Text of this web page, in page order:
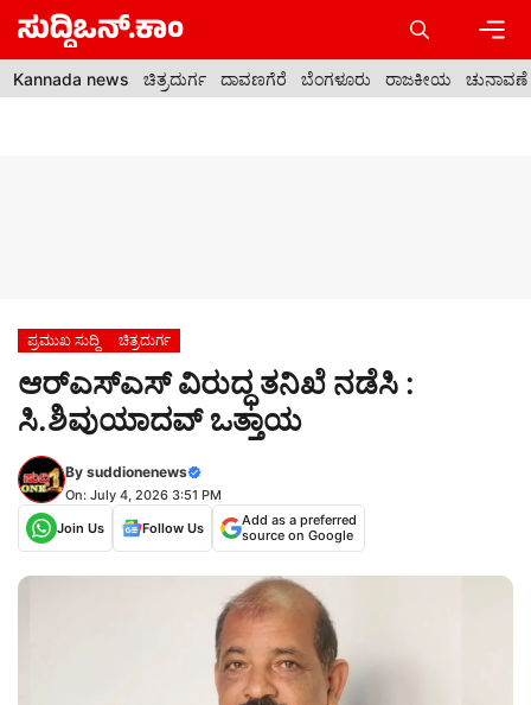
Skip
content
Kannada news ಚಿತ್ರದುರ್ಗ ದಾವಣಗೆರೆ ಬೆಂಗಳೂರು ರಾಜಕೀಯ ಚುನಾವಣೆ
ಪ್ರಮುಖ ಸುದ್ದಿ ಚಿತ್ರದುರ್ಗ
ಆರ್‍ಎಸ್‍ಎಸ್ ವಿರುದ್ಧ ತನಿಖೆ ನಡೆಸಿ :
ಸಿ.ಶಿವುಯಾದವ್ ಒತ್ತಾಯ
By suddionenews
On: July 4, 2026 3:51 PM
Join Us
Follow Us
Add as a preferred
source on Google